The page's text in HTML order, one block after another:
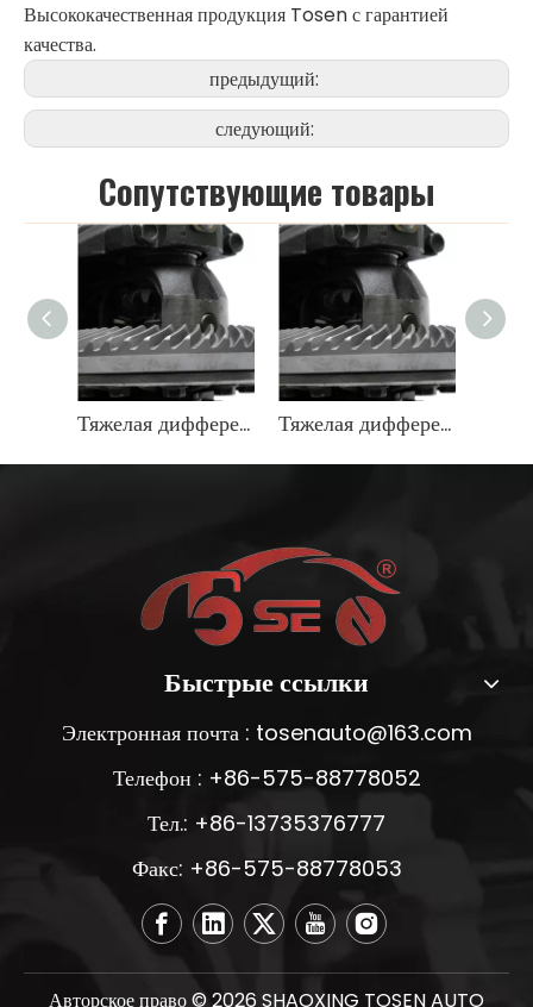
Высококачественная продукция Tosen с гарантией
качества.
предыдущий:
следующий:
Cопутствующие товары
Тяжелая дифференциальная передача OEM 9071666 Тяжелая дифференциальная передача OEM 9071666
Быстрые ссылки
Электронная почта : tosenauto@163.com
Телефон : +86-575-88778052
Тел.: +86-13735376777
Факс: +86-575-88778053
Авторское право ©2026 SHAOXING TOSEN AUTO